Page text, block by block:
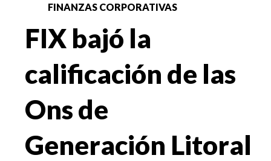
FINANZAS CORPORATIVAS
FIX bajó la
calificación de las
Ons de
Generación Litoral